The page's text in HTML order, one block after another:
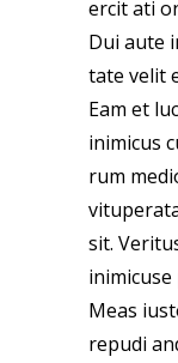
ercit ati
Dui aute
tate velit
Eam et
inimicus
rum
sit.
Meas
repudi